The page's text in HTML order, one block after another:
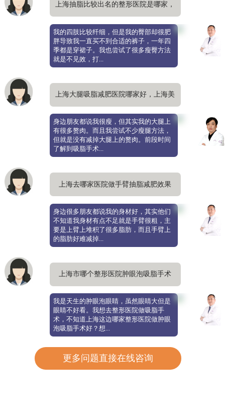
上海抽脂比较出名的整形医院是哪家，
哪家吸脂瘦臀效果好
我的四肢比较纤细，但是我的臀部却很肥
胖导致我一直买不到合适的裤子，一年四
季都是穿裙子。我也尝试了很多瘦臀方法
就是不见效，打...
上海大腿吸脂减肥医院哪家好，上海美
莱抽脂技术如何
身边朋友都说我很瘦，但其实我的大腿上
有很多赘肉。而且我尝试不少瘦腿方法，
但就是没有减掉大腿上的赘肉。前段时间
了解到吸脂手术...
上海去哪家医院做手臂抽脂减肥效果
好，求靠谱医院推荐
身边很多朋友都说我的身材好，其实他们
不知道我身材有点不足就是手臂很粗，主
要是上臂上堆积了很多脂肪，而且手臂上
的脂肪好难减掉...
上海市哪个整形医院肿眼泡吸脂手术
好，抽脂技术靠谱
我是天生的肿眼泡眼睛，虽然眼睛大但是
眼睛不好看。我想去整形医院做吸脂手
术，不知道上海这边哪家整形医院做肿眼
泡吸脂手术好？想...
更多问题直接在线咨询